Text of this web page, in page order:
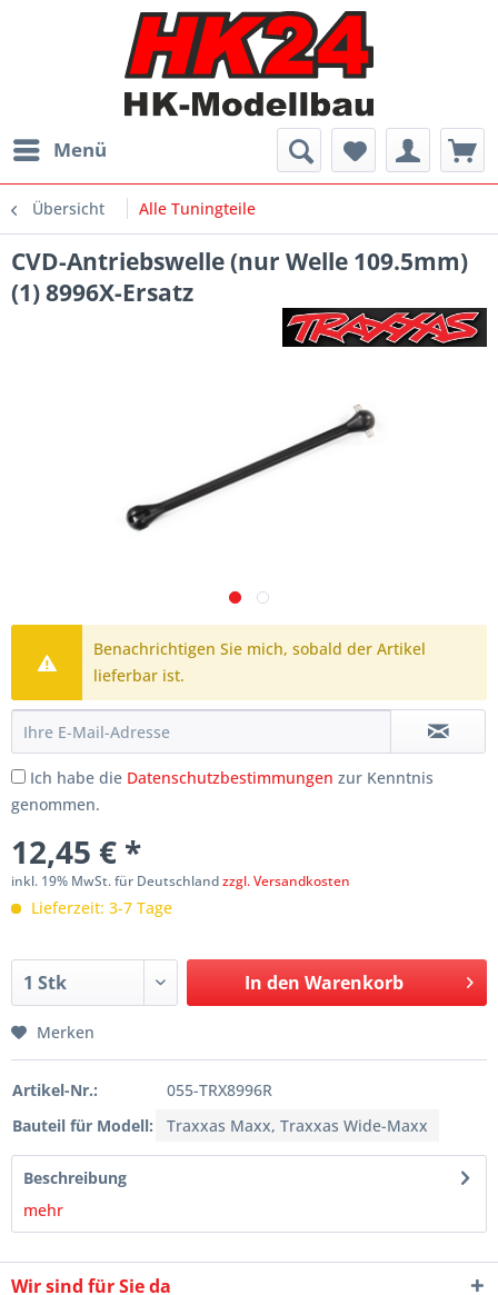
Menü
Übersicht Alle Tuningteile
CVD-Antriebswelle (nur Welle 109.5mm)
(1) 8996X-Ersatz
Benachrichtigen Sie mich, sobald der Artikel
lieferbar ist.
Ich habe die Datenschutzbestimmungen zur Kenntnis
genommen.
12,45 € *
inkl. 19% MwSt. für Deutschlandzzgl. Versandkosten
Lieferzeit: 3-7 Tage
In den Warenkorb
Merken
Artikel-Nr.:
055-TRX8996R
Bauteil für Modell:
Traxxas Maxx, Traxxas Wide-Maxx
Beschreibung
mehr
Wir sind für Sie da